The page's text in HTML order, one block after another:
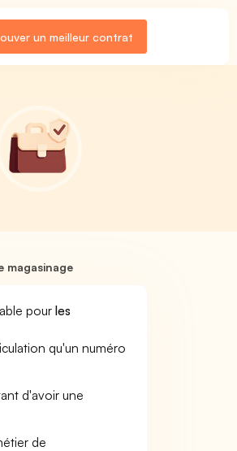
un meilleur contrat
magasinage
pourles
qu'un numéro
d'avoir une
de